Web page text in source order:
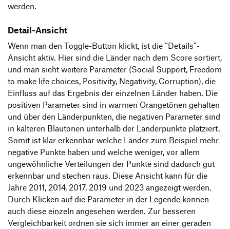
werden.
Detail-Ansicht
Wenn man den Toggle-Button klickt, ist die “Details”-
Ansicht aktiv. Hier sind die Länder nach dem Score sortiert,
und man sieht weitere Parameter (Social Support, Freedom
to make life choices, Positivity, Negativity, Corruption), die
Einfluss auf das Ergebnis der einzelnen Länder haben. Die
positiven Parameter sind in warmen Orangetönen gehalten
und über den Länderpunkten, die negativen Parameter sind
in kälteren Blautönen unterhalb der Länderpunkte platziert.
Somit ist klar erkennbar welche Länder zum Beispiel mehr
negative Punkte haben und welche weniger, vor allem
ungewöhnliche Verteilungen der Punkte sind dadurch gut
erkennbar und stechen raus. Diese Ansicht kann für die
Jahre 2011, 2014, 2017, 2019 und 2023 angezeigt werden.
Durch Klicken auf die Parameter in der Legende können
auch diese einzeln angesehen werden. Zur besseren
Vergleichbarkeit ordnen sie sich immer an einer geraden